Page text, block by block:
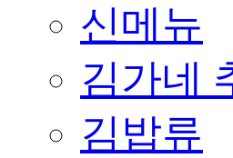
신메뉴
김가네
김밥류